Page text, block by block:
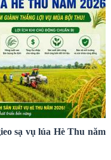
sạ vụ lúa Hè Thu năm